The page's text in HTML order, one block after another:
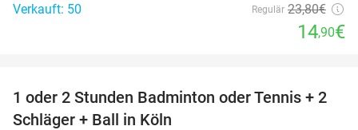
Verkauft: 50
Regulär 23,80€
14,90€
52%
1 oder 2 Stunden Badminton oder Tennis + 2
Schläger + Ball in Köln